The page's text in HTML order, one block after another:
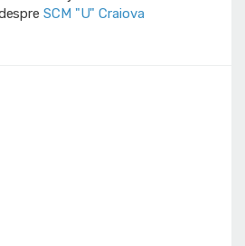
SCM "U" Craiova